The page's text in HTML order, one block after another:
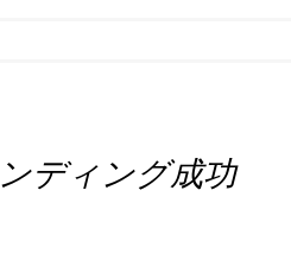
ているのではなく、“世界
している点にあります。 こ
ブランド、観光ブランド、
ブランドなどに共通す
つまり、“商品を売る”の
ディング成功